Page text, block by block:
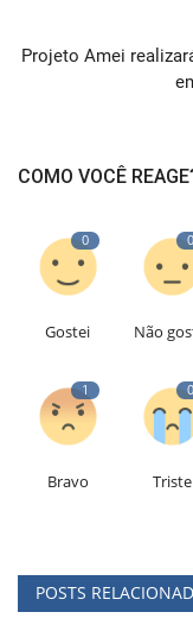
Projeto Amei
COMO VOCÊ
0
Gostei
0
Não
1
Bravo
0
Triste
POSTS